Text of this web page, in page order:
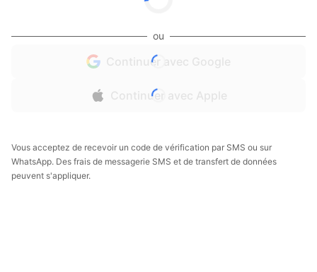
ou
Continuer avec Google
Continuer avec Apple
Vous acceptez de recevoir un code de vérification par SMS ou sur
WhatsApp. Des frais de messagerie SMS et de transfert de données
peuvent s'appliquer.